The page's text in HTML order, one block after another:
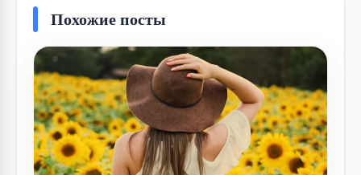
Похожие посты